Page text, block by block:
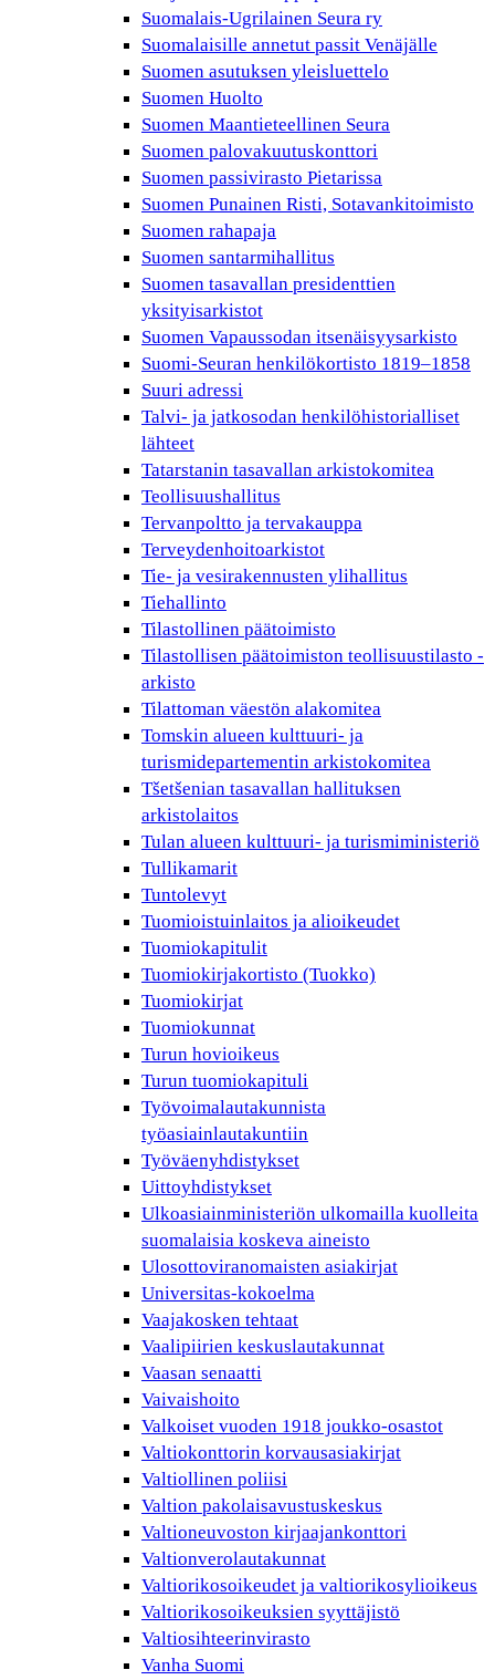
Suomalais-Ugrilainen Seura ry
Suomalaisille annetut passit Venäjälle
Suomen asutuksen yleisluettelo
Suomen Huolto
Suomen Maantieteellinen Seura
Suomen palovakuutuskonttori
Suomen passivirasto Pietarissa
Suomen Punainen Risti, Sotavankitoimisto
Suomen rahapaja
Suomen santarmihallitus
Suomen tasavallan presidenttien
yksityisarkistot
Suomen Vapaussodan itsenäisyysarkisto
Suomi-Seuran henkilökortisto 1819–1858
Suuri adressi
Talvi- ja jatkosodan henkilöhistorialliset
lähteet
Tatarstanin tasavallan arkistokomitea
Teollisuushallitus
Tervanpoltto ja tervakauppa
Terveydenhoitoarkistot
Tie- ja vesirakennusten ylihallitus
Tiehallinto
Tilastollinen päätoimisto
Tilastollisen päätoimiston teollisuustilasto -
arkisto
Tilattoman väestön alakomitea
Tomskin alueen kulttuuri- ja
turismidepartementin arkistokomitea
Tšetšenian tasavallan hallituksen
arkistolaitos
Tulan alueen kulttuuri- ja turismiministeriö
Tullikamarit
Tuntolevyt
Tuomioistuinlaitos ja alioikeudet
Tuomiokapitulit
Tuomiokirjakortisto (Tuokko)
Tuomiokirjat
Tuomiokunnat
Turun hovioikeus
Turun tuomiokapituli
Työvoimalautakunnista
työasiainlautakuntiin
Työväenyhdistykset
Uittoyhdistykset
Ulkoasiainministeriön ulkomailla kuolleita
suomalaisia koskeva aineisto
Ulosottoviranomaisten asiakirjat
Universitas-kokoelma
Vaajakosken tehtaat
Vaalipiirien keskuslautakunnat
Vaasan senaatti
Vaivaishoito
Valkoiset vuoden 1918 joukko-osastot
Valtiokonttorin korvausasiakirjat
Valtiollinen poliisi
Valtion pakolaisavustuskeskus
Valtioneuvoston kirjaajankonttori
Valtionverolautakunnat
Valtiorikosoikeudet ja valtiorikosylioikeus
Valtiorikosoikeuksien syyttäjistö
Valtiosihteerinvirasto
Vanha Suomi